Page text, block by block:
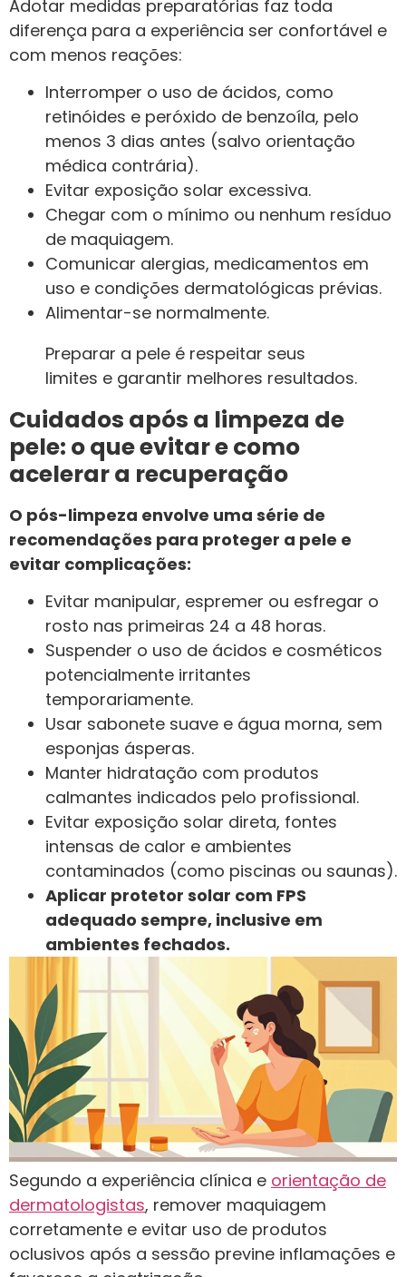
Adotar medidas preparatórias faz toda
diferença para a experiência ser confortável e
com menos reações:
Interromper o uso de ácidos, como
retinóides e peróxido de benzoíla, pelo
menos 3 dias antes (salvo orientação
médica contrária).
Evitar exposição solar excessiva.
Chegar com o mínimo ou nenhum resíduo
de maquiagem.
Comunicar alergias, medicamentos em
uso e condições dermatológicas prévias.
Alimentar-se normalmente.
Preparar a pele é respeitar seus
limites e garantir melhores resultados.
Cuidados após a limpeza de
pele: o que evitar e como
acelerar a recuperação
O pós-limpeza envolve uma série de
recomendações para proteger a pele e
evitar complicações:
Evitar manipular, espremer ou esfregar o
rosto nas primeiras 24 a 48 horas.
Suspender o uso de ácidos e cosméticos
potencialmente irritantes
temporariamente.
Usar sabonete suave e água morna, sem
esponjas ásperas.
Manter hidratação com produtos
calmantes indicados pelo profissional.
Evitar exposição solar direta, fontes
intensas de calor e ambientes
contaminados (como piscinas ou saunas).
Aplicar protetor solar com FPS
adequado sempre, inclusive em
ambientes fechados.
Segundo a experiência clínica e orientação de
dermatologistas, remover maquiagem
corretamente e evitar uso de produtos
oclusivos após a sessão previne inflamações e